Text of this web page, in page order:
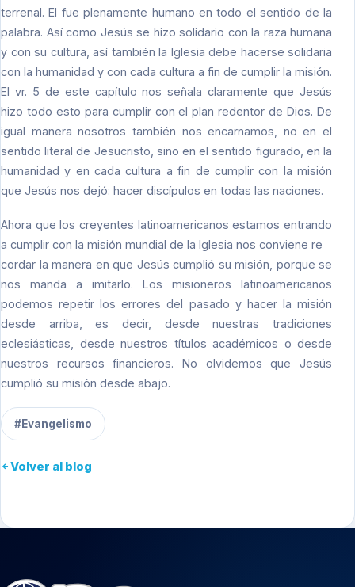
terrenal. El fue plenamente humano en todo el sentido de la
palabra. Así como Jesús se hizo solidario con la raza humana
y con su cultura, así también la Iglesia debe hacerse solidaria
con la humanidad y con cada cultura a fin de cumplir la misión.
El vr. 5 de este capítulo nos señala claramente que Jesús
hizo todo esto para cumplir con el plan redentor de Dios. De
igual manera nosotros también nos encarnamos, no en el
sentido literal de Jesucristo, sino en el sentido figurado, en la
humanidad y en cada cultura a fin de cumplir con la misión
que Jesús nos dejó: hacer discípulos en todas las naciones.
Ahora que los creyentes latinoamericanos estamos entrando
a cumplir con la misión mundial de la Iglesia nos conviene re
cordar la manera en que Jesús cumplió su misión, porque se
nos manda a imitarlo. Los misioneros latinoamericanos
podemos repetir los errores del pasado y hacer la misión
desde arriba, es decir, desde nuestras tradiciones
eclesiásticas, desde nuestros títulos académicos o desde
nuestros recursos financieros. No olvidemos que Jesús
cumplió su misión desde abajo.
#Evangelismo
Volver al blog